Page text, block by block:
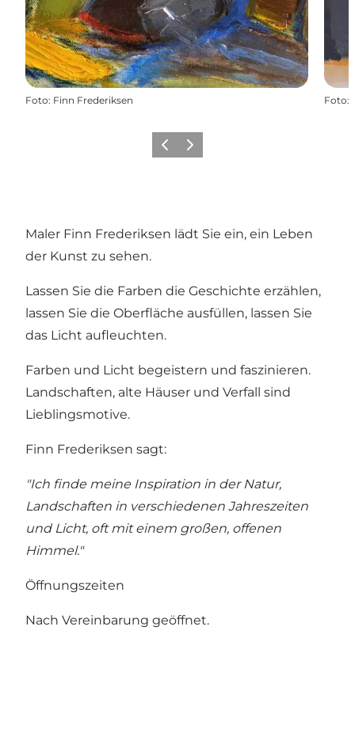
Foto: Finn Frederiksen Foto:
ZurückWeiter
Maler Finn Frederiksen lädt Sie ein, ein Leben
der Kunst zu sehen.
Lassen Sie die Farben die Geschichte erzählen,
lassen Sie die Oberfläche ausfüllen, lassen Sie
das Licht aufleuchten.
Farben und Licht begeistern und faszinieren.
Landschaften, alte Häuser und Verfall sind
Lieblingsmotive.
Finn Frederiksen sagt:
"Ich finde meine Inspiration in der Natur,
Landschaften in verschiedenen Jahreszeiten
und Licht, oft mit einem großen, offenen
Himmel."
Öffnungszeiten
Nach Vereinbarung geöffnet.